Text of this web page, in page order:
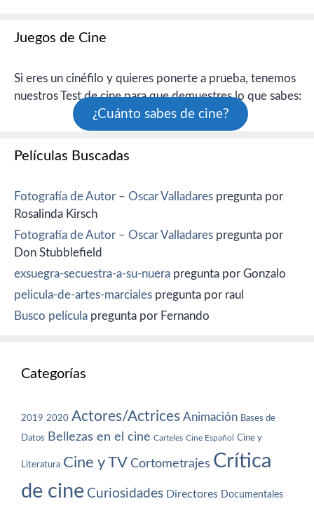
Juegos de Cine
Si eres un cinéfilo y quieres ponerte a prueba, tenemos
nuestros Test de cine para que demuestres lo que sabes:
¿Cuánto sabes de cine?
Películas Buscadas
Fotografía de Autor – Oscar Valladares pregunta por
Rosalinda Kirsch
Fotografía de Autor – Oscar Valladares pregunta por
Don Stubblefield
exsuegra-secuestra-a-su-nuera pregunta por Gonzalo
pelicula-de-artes-marciales pregunta por raul
Busco película pregunta por Fernando
Categorías
2019 2020 Actores/Actrices Animación Bases de
Datos Bellezas en el cine Carteles Cine Español Cine y
Literatura Cine y TV Cortometrajes Crítica
de cine Curiosidades Directores Documentales